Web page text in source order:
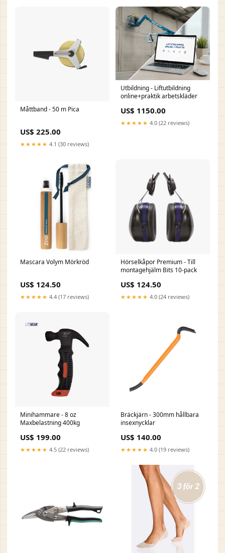
Måttband - 50 m Pica
US$ 225.00
★★★★★ 4.1 (30 reviews)
Utbildning - Liftutbildning
online+praktik arbetskläder
US$ 1150.00
★★★★★ 4.0 (22 reviews)
Mascara Volym Mörkröd
US$ 124.50
★★★★★ 4.4 (17 reviews)
Hörselkåpor Premium - Till
montagehjälm Bits 10-pack
US$ 124.50
★★★★★ 4.0 (24 reviews)
Minihammare - 8 oz
Maxbelastning 400kg
US$ 199.00
★★★★★ 4.5 (22 reviews)
Bräckjärn - 300mm hållbara
insexnycklar
US$ 140.00
★★★★★ 4.0 (19 reviews)